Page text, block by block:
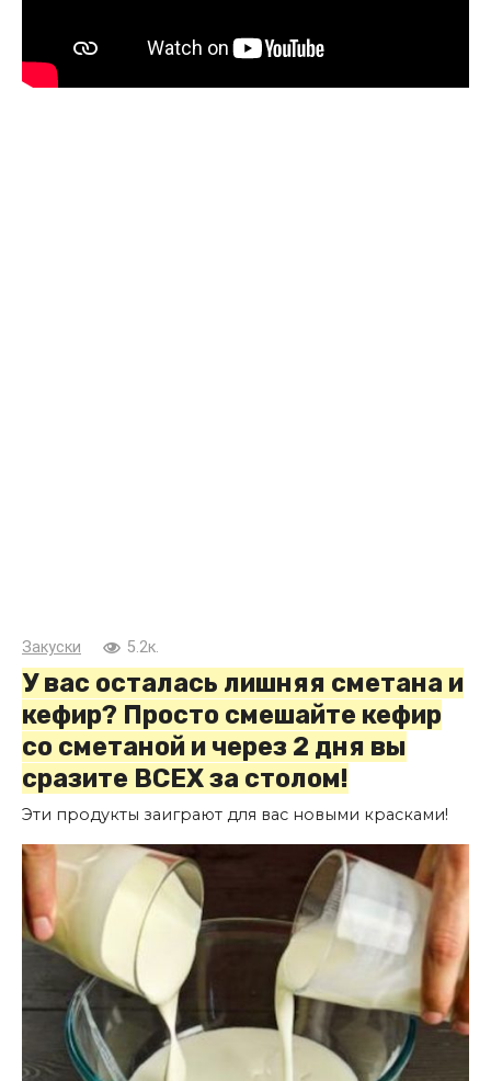
Закуски 5.2к.
У вас осталась лишняя сметана и
кефир? Просто смешайте кефир
со сметаной и через 2 дня вы
сразите ВСЕХ за столом!
Эти продукты заиграют для вас новыми красками!